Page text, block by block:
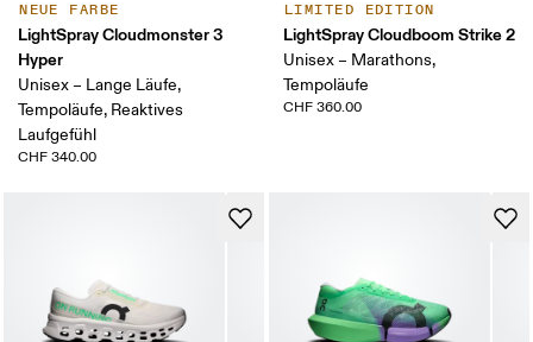
NEUE FARBE
LightSpray Cloudmonster 3
Hyper
Unisex – Lange Läufe,
Tempoläufe, Reaktives
Laufgefühl
CHF 340.00
LIMITED EDITION
LightSpray Cloudboom Strike 2
Unisex – Marathons,
Tempoläufe
CHF 360.00